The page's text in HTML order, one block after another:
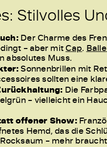
Stilvolles
Der Charme des
– aber mitCap.
absolutes Muss.
Sonnenbrillen mit
sollten eine
Die
– vielleicht ein
offener Show:
Hemd, das die
– mehr